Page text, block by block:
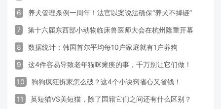
6 养犬管理条例一周年！法官以案说法确保“养犬不掉链”
7 第十六届东西部小动物临床兽医师大会在杭州隆重开幕
8 数据统计：韩国首尔平均每10户家庭就有1户养狗
9 这4件容易导致老年猫咪瘫痪的事，千万别让它们做！
10 狗狗疯狂拆家怎么破？这4个小诀窍省心又省钱！
11 英短猫VS美短猫，除了国籍它们之间还有什么区别？